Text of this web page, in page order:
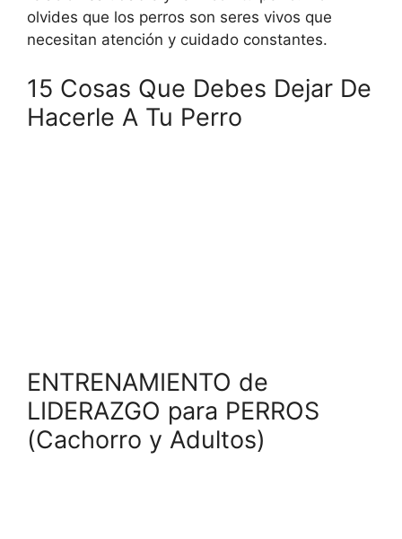
olvides que los perros son seres vivos que
necesitan atención y cuidado constantes.
15 Cosas Que Debes Dejar De
Hacerle A Tu Perro
ENTRENAMIENTO de
LIDERAZGO para PERROS
(Cachorro y Adultos)